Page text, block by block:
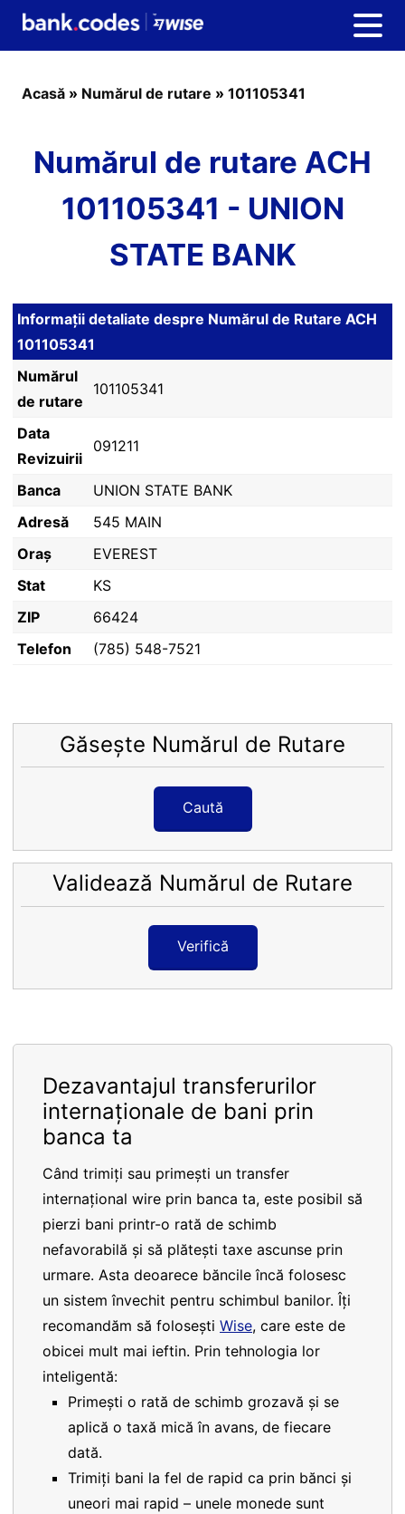
Acasă » Numărul de rutare » 101105341
Numărul de rutare ACH
101105341 - UNION
STATE BANK
Informații detaliate despre Numărul de Rutare ACH
101105341
Numărul
de rutare
101105341
Data
Revizuirii
091211
Banca
UNION STATE BANK
Adresă
545 MAIN
Oraș
EVEREST
Stat
KS
ZIP
66424
Telefon
(785) 548-7521
Găsește Numărul de Rutare
Caută
Validează Numărul de Rutare
Verifică
Dezavantajul transferurilor
internaționale de bani prin
banca ta
Când trimiți sau primești un transfer
internațional wire prin banca ta, este posibil să
pierzi bani printr-o rată de schimb
nefavorabilă și să plătești taxe ascunse prin
urmare. Asta deoarece băncile încă folosesc
un sistem învechit pentru schimbul banilor. Îți
recomandăm să folosești Wise, care este de
obicei mult mai ieftin. Prin tehnologia lor
inteligentă:
Primești o rată de schimb grozavă și se
aplică o taxă mică în avans, de fiecare
dată.
Trimiți bani la fel de rapid ca prin bănci și
uneori mai rapid – unele monede sunt